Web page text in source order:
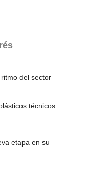
del sector
técnicos
etapa en su